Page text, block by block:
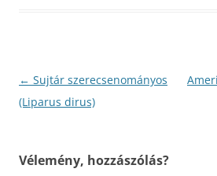
Bejegyzés
navigáció
← Sujtár szerecsenományos
(Liparus dirus)
Vélemény, hozzászólás?